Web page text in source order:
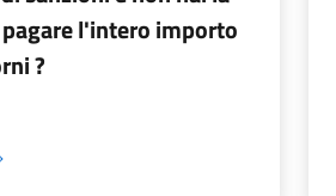
l'intero importo
?